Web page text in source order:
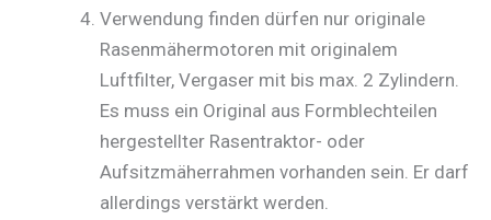
Verwendung finden dürfen nur originale
Rasenmähermotoren mit originalem
Luftfilter, Vergaser mit bis max. 2 Zylindern.
Es muss ein Original aus Formblechteilen
hergestellter Rasentraktor- oder
Aufsitzmäherrahmen vorhanden sein. Er darf
allerdings verstärkt werden.